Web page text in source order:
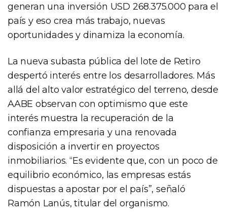
generan una inversión USD 268.375.000 para el
país y eso crea más trabajo, nuevas
oportunidades y dinamiza la economía.
La nueva subasta pública del lote de Retiro
despertó interés entre los desarrolladores. Más
allá del alto valor estratégico del terreno, desde
AABE observan con optimismo que este
interés muestra la recuperación de la
confianza empresaria y una renovada
disposición a invertir en proyectos
inmobiliarios. “Es evidente que, con un poco de
equilibrio económico, las empresas estás
dispuestas a apostar por el país”, señaló
Ramón Lanús, titular del organismo.